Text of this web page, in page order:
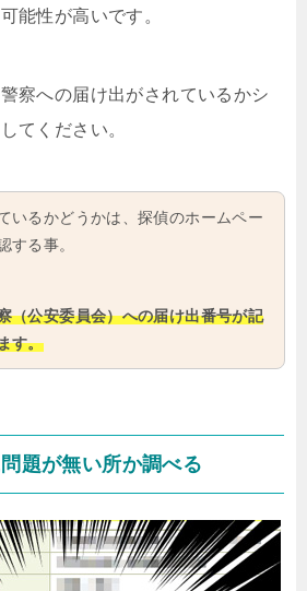
能性が高いです。
察への届け出がされているかシ
てください。
いるかどうかは、探偵のホームペー
する事。
（公安委員会）への届け出番号が記
す。
題が無い所か調べる